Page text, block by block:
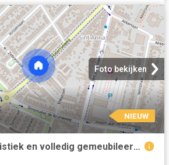
Foto bekijken
NIEUW
Te huur: Karakteristiek en volledig gemeubileerd appartement aan de Ha.